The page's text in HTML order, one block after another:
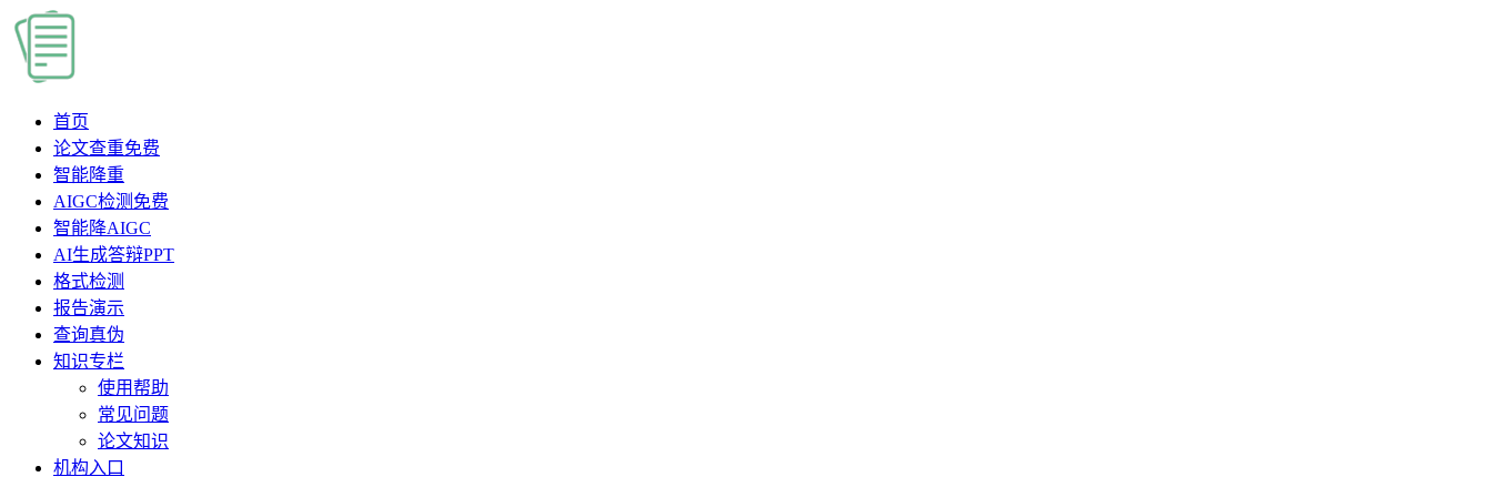
首页
论文查重免费
智能降重
AIGC检测 免费
智能降AIGC
AI生成答辩PPT
格式检测
报告演示
查询真伪
知识专栏
使用帮助
常见问题
论文知识
机构入口